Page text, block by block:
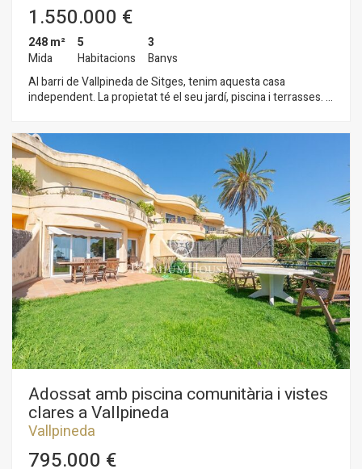
1.550.000 €
248 m²
Mida
5
Habitacions
3
Banys
Al barri de Vallpineda de Sitges, tenim aquesta casa
independent. La propietat té el seu jardí, piscina i terrasses. La
en tres plantes. A la planta baixa, tenim la zona de dia
composta per un ampli i lluminós saló-menjador amb accés al
jardí ia la piscina. Tot seguit, hi ha una cuina independent, una
habitació simple i un bany. A la primera planta tenim la zona
de nit que es compon de tres habitacions simples, des de
dues s'accedeix a un balcó. Finalment, hi ha un bany complet
que dóna servei a totes les habitacions. A la segona planta,
tenim unes golfes en suite amb armaris de paret. Des de la
suite s´accedeix a una terrassa amb vistes clares al mar. El
soterrani està format per un garatge amb capacitat per a dos
cotxes i un traster. El barri de Vallpineda de Sitges és una
zona tranquil·la cada any, amb seguretat les 24 hores i
proximitat a escoles internacionals. L'accés a l'autopista C-32
direcció Barcelona i el vostre aeroport és molt fàcil i ràpid.
Adossat amb piscina comunitària i vistes
clares a Vallpineda
Vallpineda
795.000 €